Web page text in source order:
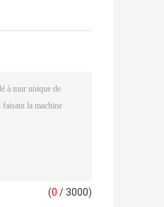
(0 / 3000)